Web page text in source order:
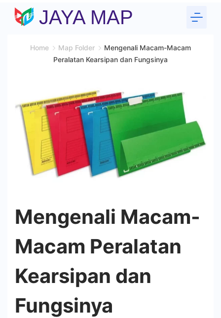
Skip
JAYA MAP
Home Map Folder
Mengenali Macam-Macam
Peralatan Kearsipan dan Fungsinya
Mengenali Macam-
Macam Peralatan
Kearsipan dan
Fungsinya